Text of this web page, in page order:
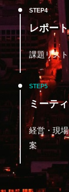
STEP
レポート
課題リス
STEP
ミーテ
経営・現
案